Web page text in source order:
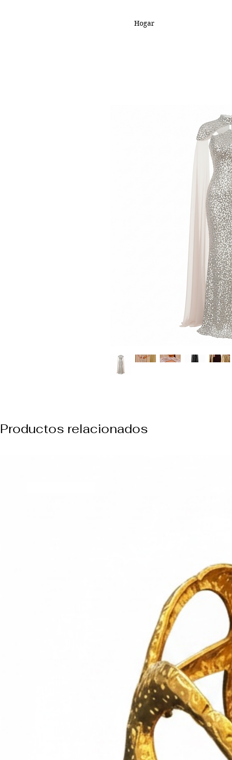
Hogar
Productos relacionados